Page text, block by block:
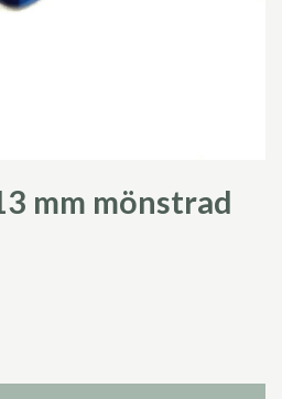
mm mönstrad